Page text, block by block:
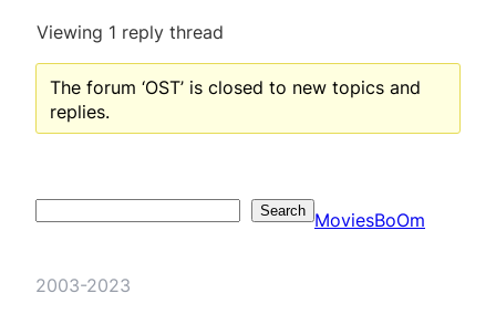
Viewing 1 reply thread
The forum ‘OST’ is closed to new topics and
replies.
Search MoviesBoOm
2003-2023